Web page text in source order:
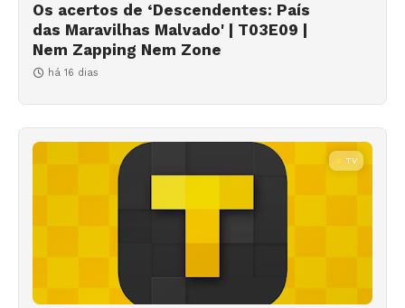
Os acertos de ‘Descendentes: País
das Maravilhas Malvado' | T03E09 |
Nem Zapping Nem Zone
há 16 dias
TV